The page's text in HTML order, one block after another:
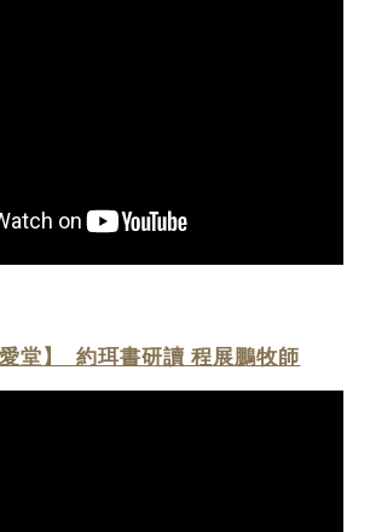
愛堂】 約珥書研讀 程展鵬牧師